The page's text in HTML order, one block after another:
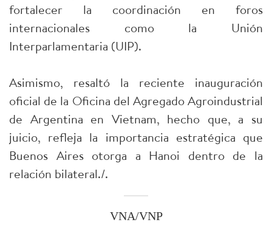
fortalecer la coordinación en foros
internacionales como la Unión
Interparlamentaria (UIP).
Asimismo, resaltó la reciente inauguración
oficial de la Oficina del Agregado Agroindustrial
de Argentina en Vietnam, hecho que, a su
juicio, refleja la importancia estratégica que
Buenos Aires otorga a Hanoi dentro de la
relación bilateral./.
VNA/VNP